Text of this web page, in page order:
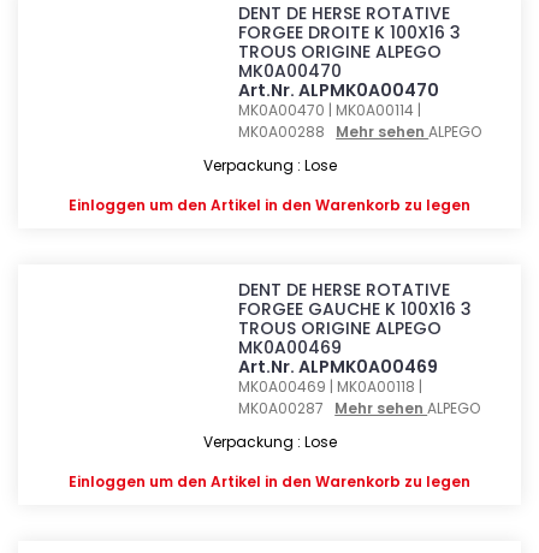
DENT DE HERSE ROTATIVE
FORGEE DROITE K 100X16 3
TROUS ORIGINE ALPEGO
MK0A00470
Art.Nr. ALPMK0A00470
MK0A00470 | MK0A00114 |
MK0A00288 Mehr sehenALPEGO
Verpackung : Lose
Einloggen um den Artikel in den Warenkorb zu legen
DENT DE HERSE ROTATIVE
FORGEE GAUCHE K 100X16 3
TROUS ORIGINE ALPEGO
MK0A00469
Art.Nr. ALPMK0A00469
MK0A00469 | MK0A00118 |
MK0A00287 Mehr sehenALPEGO
Verpackung : Lose
Einloggen um den Artikel in den Warenkorb zu legen